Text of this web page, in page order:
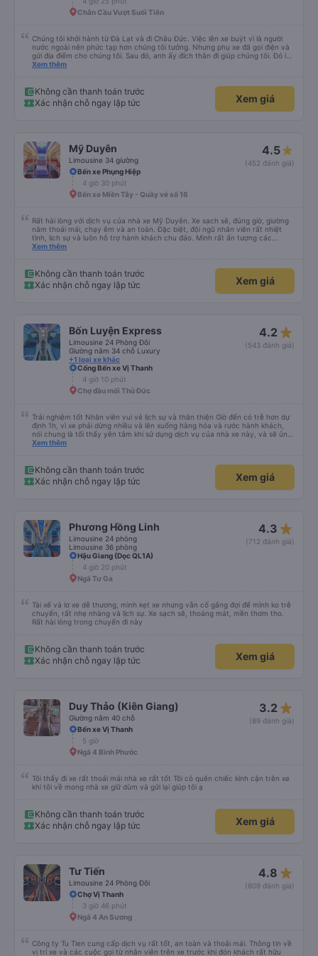
Chân Cầu Vượt Suối Tiên
Chúng tôi khởi hành từ Đà Lạt và đi Châu Đức. Việc lên xe buýt vì là người
nước ngoài nên phức tạp hơn chúng tôi tưởng. Nhưng phụ xe đã gọi điện và
gửi địa điểm cho chúng tôi. Sau đó, anh ấy đích thân đi giúp chúng tôi. Đó là
lần đầu tiên đi xe giường nằm với hai đứa trẻ nhỏ khá thú vị. Chúng tôi không
điểm dừng, họ đánh thức chúng tôi dậy và đảm bảo chúng tôi đã sẵn sàng.
Nhìn chung, đó là một trải nghiệm tốt. Mỗi giường đều có gối và chăn, và đủ
chỗ cho 1 người lớn và 1 trẻ em nằm thoải mái.
Xem thêm
Không cần thanh toán trước
Xác nhận chỗ ngay lập tức
Xem giá
Mỹ Duyên
Limousine 34 giường
4.5
(452 đánh giá)
Bến xe Phụng Hiệp
4 giờ 30 phút
Bến xe Miền Tây - Quầy vé số 16
Rất hài lòng với dịch vụ của nhà xe Mỹ Duyên. Xe sạch sẽ, đúng giờ, giường
nằm thoải mái, chạy êm và an toàn. Đặc biệt, đội ngũ nhân viên rất nhiệt
tình, lịch sự và luôn hỗ trợ hành khách chu đáo. Mình rất ấn tượng các
anh/chị nhân viên trung chuyển ở Mỹ Luông. Mọi người rất thân thiện, đón
cảm giác rất yên tâm khi di chuyển. Chắc chắn sẽ tiếp tục lựa chọn nhà xe
Mỹ Duyên trong những chuyến đi sắp tới. Cảm ơn nhà xe và đội ngũ nhân
viên đã mang đến một chuyến đi thật thoải mái!
Xem thêm
Không cần thanh toán trước
Xác nhận chỗ ngay lập tức
Xem giá
Bốn Luyện Express
Limousine 24 Phòng Đôi
Giường nằm 34 chỗ Luxury
+1 loại xe khác
4.2 star_rate
(543 đánh giá)
Cổng Bến xe Vị Thanh
4 giờ 10 phút
Chợ đầu mối Thủ Đức
Trải nghiệm tốt Nhân viên vui vẻ lịch sự và thân thiện Giờ đến có trễ hơn dự
định 1h, vì xe phải dừng nhiều và lên xuống hàng hóa và rước hành khách,
nói chung là tối thấy yên tâm khi sử dụng dịch vụ của nhà xe này, và sẽ ủng
hộ và giới thiệu cho người thân sử dụng dịch vụ của nhà xe này
Xem thêm
Không cần thanh toán trước
Xác nhận chỗ ngay lập tức
Xem giá
Phương Hồng Linh
Limousine 24 phòng
Limousine 36 phòng
4.3 star_rate
(712 đánh giá)
Hậu Giang (Dọc QL1A)
4 giờ 20 phút
Ngã Tư Ga
Tài xế và lơ xe dễ thương, mình kẹt xe nhưng vẫn cố gắng đợi để mình ko trễ
chuyến, rất nhẹ nhàng và lịch sự. Xe sạch sẽ, thoáng mát, mền thơm tho.
Rất hài lòng trong chuyến đi này
Không cần thanh toán trước
Xác nhận chỗ ngay lập tức
Xem giá
Duy Thảo (Kiên Giang)
Giường nằm 40 chỗ
3.2 star_rate
(89 đánh giá)
Bến xe Vị Thanh
5 giờ
Ngã 4 Bình Phước
Tôi thấy đi xe rất thoải mái nhà xe rất tốt Tôi có quên chiếc kính cận trên xe
khi tôi về mong nhà xe giữ dùm và gửi lại giúp tôi ạ
Không cần thanh toán trước
Xác nhận chỗ ngay lập tức
Xem giá
Tư Tiến
Limousine 24 Phòng Đôi
4.8 star_rate
(809 đánh giá)
Chợ Vị Thanh
3 giờ 46 phút
Ngã 4 An Sương
Công ty Tu Tien cung cấp dịch vụ rất tốt, an toàn và thoải mái. Thông tin về
vị trí xe và các cuộc gọi từ nhân viên trên xe trước khi đón khách rất hữu